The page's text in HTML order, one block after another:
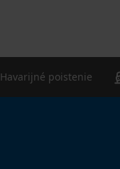
Havarijné poistenie